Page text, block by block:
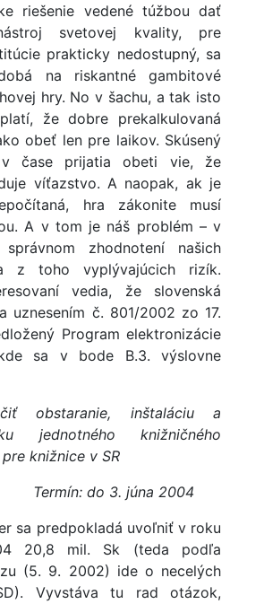
riešenie vedené túžbou dať
svetovej kvality, pre
prakticky nedostupný, sa
na riskantné gambitové
hry. No v šachu, a tak isto
že dobre prekalkulovaná
obeť len pre laikov. Skúsený
čase prijatia obeti vie, že
víťazstvo. A naopak, ak je
hra zákonite musí
A v tom je náš problém – v
zhodnotení našich
z toho vyplývajúcich rizík.
vedia, že slovenská
uznesením č. 801/2002 zo 17.
Program elektronizácie
sa v bode B.3. výslovne
obstaranie, inštaláciu a
jednotného knižničného
knižnice v SR
Termín: do 3. júna 2004
sa predpokladá uvoľniť v roku
20,8 mil. Sk (teda podľa
(5. 9. 2002) ide o necelých
Vyvstáva tu rad otázok,